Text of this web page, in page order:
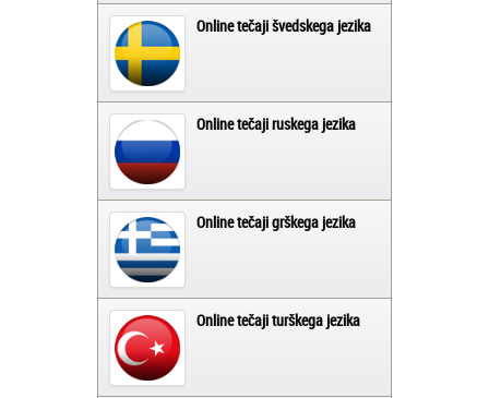
Online tečaji švedskega jezika
Online tečaji ruskega jezika
Online tečaji grškega jezika
Online tečaji turškega jezika